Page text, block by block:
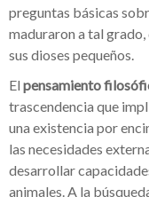
preguntas básicas
maduraron a tal
sus dioses pequeños.
El pensamiento
trascendencia que
una existencia por
las necesidades
desarrollar
animales. A la